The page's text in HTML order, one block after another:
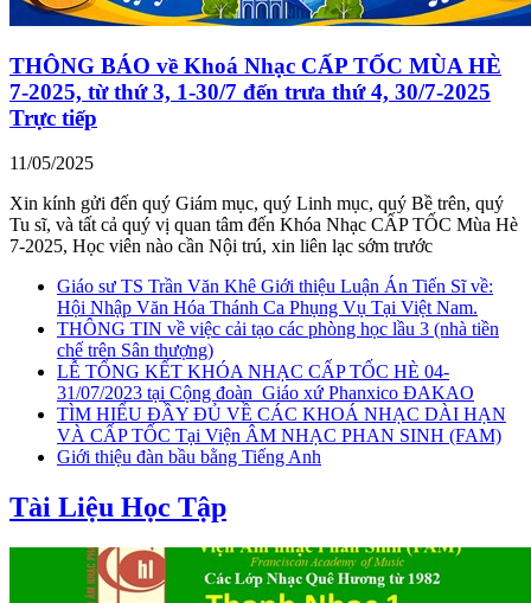
THÔNG BÁO về Khoá Nhạc CẤP TỐC MÙA HÈ
7-2025, từ thứ 3, 1-30/7 đến trưa thứ 4, 30/7-2025
Trực tiếp
11/05/2025
Xin kính gửi đến quý Giám mục, quý Linh mục, quý Bề trên, quý
Tu sĩ, và tất cả quý vị quan tâm đến Khóa Nhạc CẤP TỐC Mùa Hè
7-2025, Học viên nào cần Nội trú, xin liên lạc sớm trước
Giáo sư TS Trần Văn Khê Giới thiệu Luận Án Tiến Sĩ về:
Hội Nhập Văn Hóa Thánh Ca Phụng Vụ Tại Việt Nam.
THÔNG TIN về việc cải tạo các phòng học lầu 3 (nhà tiền
chế trên Sân thượng)
LỄ TỔNG KẾT KHÓA NHẠC CẤP TỐC HÈ 04-
31/07/2023 tại Cộng đoàn_Giáo xứ Phanxico ĐAKAO
TÌM HIỂU ĐẦY ĐỦ VỀ CÁC KHOÁ NHẠC DÀI HẠN
VÀ CẤP TỐC Tại Viện ÂM NHẠC PHAN SINH (FAM)
Giới thiệu đàn bầu bằng Tiếng Anh
Tài Liệu Học Tập